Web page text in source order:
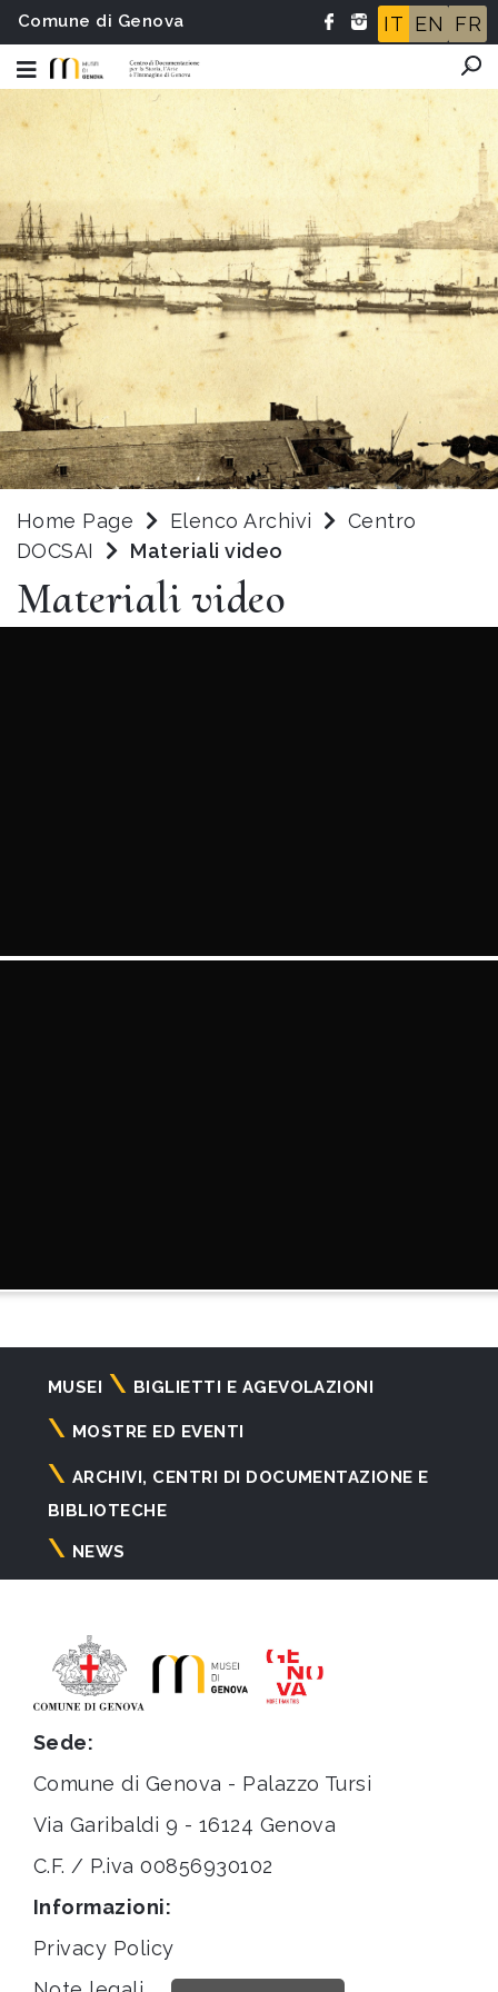
Comune di Genova IT EN FR
Home Page Elenco Archivi
Centro
DOCSAI
Materiali video
Materiali video
Navigazione
principale
MUSEI BIGLIETTI E AGEVOLAZIONI
MOSTRE ED EVENTI
ARCHIVI, CENTRI DI DOCUMENTAZIONE E
BIBLIOTECHE
NEWS
Sede:
Comune di Genova - Palazzo Tursi
Via Garibaldi 9 - 16124 Genova
C.F. / P.iva 00856930102
Informazioni:
Privacy Policy